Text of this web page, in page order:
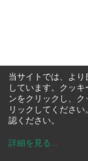
当サイトでは、よ
しています。クッ
ンをクリックし、
リックしてくださ
認ください。
詳細を見る ...